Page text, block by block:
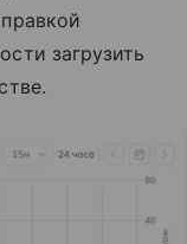
загрузить